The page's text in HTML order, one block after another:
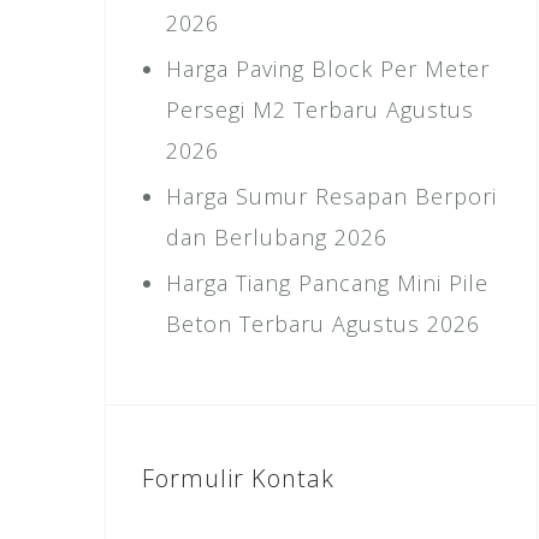
2026
Harga Paving Block Per Meter
Persegi M2 Terbaru Agustus
2026
Harga Sumur Resapan Berpori
dan Berlubang 2026
Harga Tiang Pancang Mini Pile
Beton Terbaru Agustus 2026
Formulir Kontak